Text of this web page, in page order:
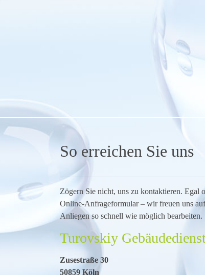
So erreichen Sie uns
Zögern Sie nicht, uns zu kontaktieren. Egal
Online-Anfrageformular – wir freuen uns
Anliegen so schnell wie möglich bearbeiten.
Turovskiy
Zusestraße 30
50859 Köln